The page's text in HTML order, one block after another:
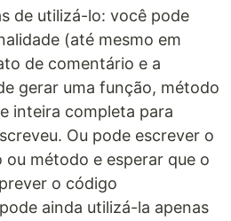
de utilizá-lo: você pode
(até mesmo em
de comentário e a
gerar uma função, método
inteira completa para
Ou pode escrever o
ou método e esperar que o
o código
ainda utilizá-la apenas